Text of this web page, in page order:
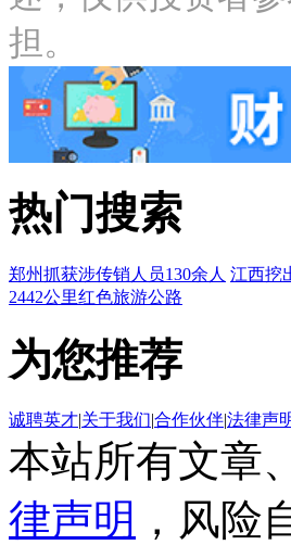
担。
热门搜索
郑州抓获涉传销人员130余人 江西挖
2442公里红色旅游公路
为您推荐
诚聘英才|关于我们|合作伙伴|法律声
本站所有文章
律声明 ，风险